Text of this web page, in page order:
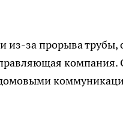
из-за прорыва
компания.